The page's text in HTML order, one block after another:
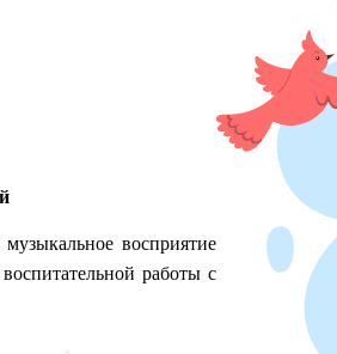
восприятие
работы с